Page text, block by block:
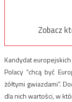
Zobacz
Kandydat
Polacy “chcą być
żółtymi gwiazdami”.
dla nich wartości, w